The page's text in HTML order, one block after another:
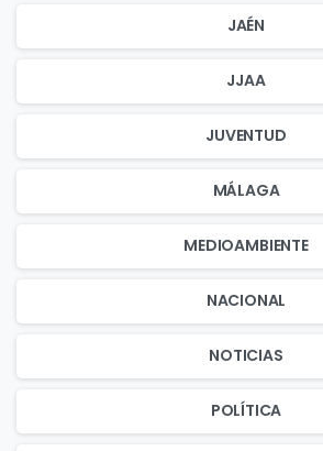
JAÉN
JJAA
JUVENTUD
MÁLAGA
MEDIOAMBIENTE
NACIONAL
NOTICIAS
POLÍTICA